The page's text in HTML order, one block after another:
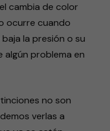
cambia de color
ocurre cuando
la presión o su
algún problema en
no son
verlas a